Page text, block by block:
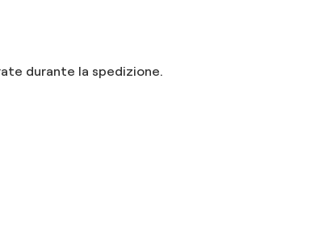
durante la spedizione.